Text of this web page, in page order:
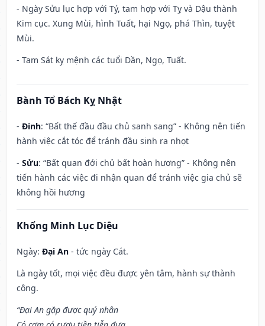
- Ngày Sửu lục hợp với Tý, tam hợp với Tỵ và Dậu thành
Kim cục. Xung Mùi, hình Tuất, hại Ngọ, phá Thìn, tuyệt
Mùi.
- Tam Sát kỵ mệnh các tuổi Dần, Ngọ, Tuất.
Bành Tổ Bách Kỵ Nhật
- Đinh: “Bất thế đầu đầu chủ sanh sang” - Không nên tiến
hành việc cắt tóc để tránh đầu sinh ra nhọt
- Sửu: “Bất quan đới chủ bất hoàn hương” - Không nên
tiến hành các việc đi nhận quan để tránh việc gia chủ sẽ
không hồi hương
Khổng Minh Lục Diệu
Ngày: Đại An - tức ngày Cát.
Là ngày tốt, mọi việc đều được yên tâm, hành sự thành
công.
“Đại An gặp được quý nhân